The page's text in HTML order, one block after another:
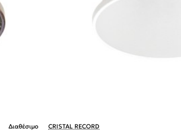
Διαθέσιμο CRISTAL RECORD